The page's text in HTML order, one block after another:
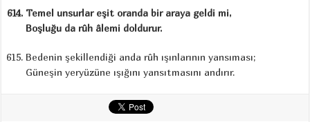
Temel unsurlar eşit oranda bir araya geldi mi,
Boşluğu da rûh âlemi doldurur.
Bedenin şekillendiği anda rûh ışınlarının yansıması;
Güneşin yeryüzüne ışığını yansıtmasını andırır.